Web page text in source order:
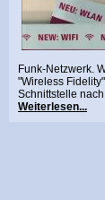
Funk-Netzwerk.
"Wireless
Schnittstelle
Weiterlesen...